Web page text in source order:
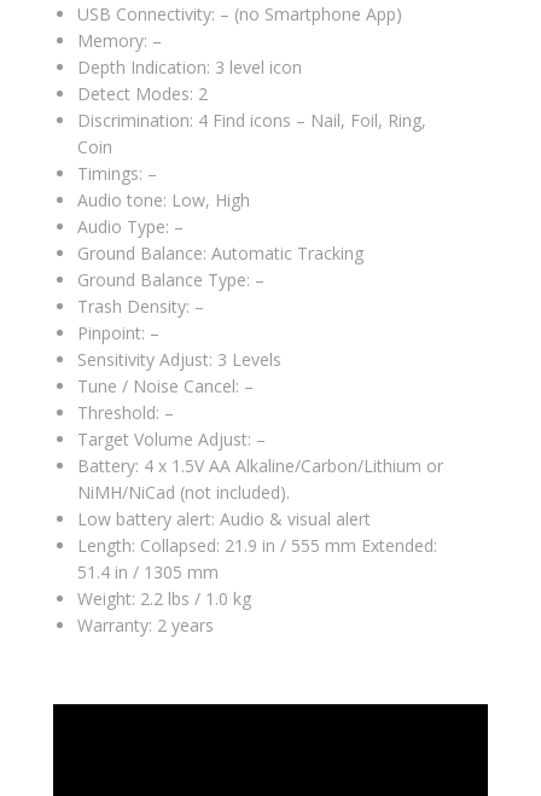
USB Connectivity: – (no Smartphone App)
Memory: –
Depth Indication: 3 level icon
Detect Modes: 2
Discrimination: 4 Find icons – Nail, Foil, Ring,
Coin
Timings: –
Audio tone: Low, High
Audio Type: –
Ground Balance: Automatic Tracking
Ground Balance Type: –
Trash Density: –
Pinpoint: –
Sensitivity Adjust: 3 Levels
Tune / Noise Cancel: –
Threshold: –
Target Volume Adjust: –
Battery: 4 x 1.5V AA Alkaline/Carbon/Lithium or
NiMH/NiCad (not included).
Low battery alert: Audio & visual alert
Length: Collapsed: 21.9 in / 555 mm Extended:
51.4 in / 1305 mm
Weight: 2.2 lbs / 1.0 kg
Warranty: 2 years